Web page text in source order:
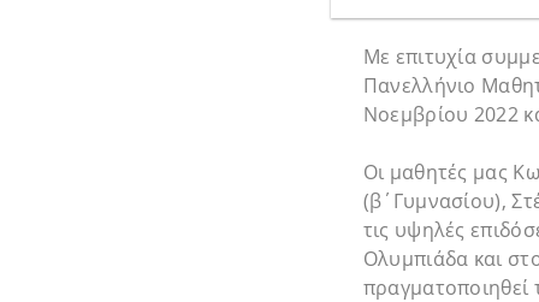
Με επιτυχία
Πανελλήνιο
Νοεμβρίου 2022
Οι μαθητές μας
(β΄Γυμνασίου),
τις υψηλές
Ολυμπιάδα και